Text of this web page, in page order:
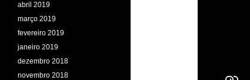
abril 2019
março 2019
fevereiro 2019
janeiro 2019
dezembro 2018
novembro 2018